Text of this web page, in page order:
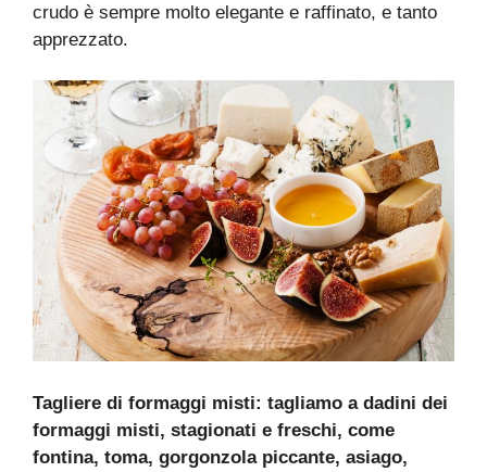
crudo è sempre molto elegante e raffinato, e tanto
apprezzato.
Tagliere di formaggi misti: tagliamo a dadini dei
formaggi misti, stagionati e freschi, come
fontina, toma, gorgonzola piccante, asiago,